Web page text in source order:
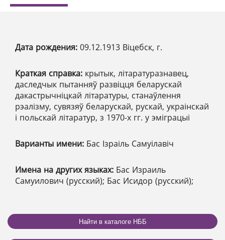
Дата рождения: 09.12.1913 Віцебск, г.
Краткая справка: крытык, літаратуразнавец,
даследчык пытанняў развіцця беларускай
дакастрычніцкай літаратуры, станаўлення
рэалізму, сувязяў беларускай, рускай, украінскай
і польскай літаратур, з 1970-х гг. у эміграцыі
Варианты имени: Бас Ізраіль Самуілавіч
Имена на других языках: Бас Израиль
Самуилович (русский); Бас Исидор (русский);
Найти в каталоге НББ